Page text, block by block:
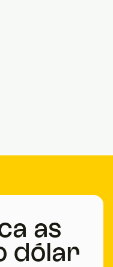
as
dólar